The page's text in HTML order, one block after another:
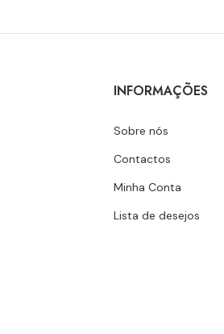
INFORMAÇÕES
Sobre nós
Contactos
Minha Conta
Lista de desejos